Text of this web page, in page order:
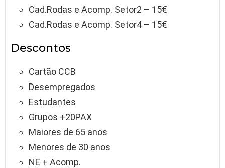
Cad.Rodas e Acomp. Setor2 – 15€
Cad.Rodas e Acomp. Setor4 – 15€
Descontos
Cartão CCB
Desempregados
Estudantes
Grupos +20PAX
Maiores de 65 anos
Menores de 30 anos
NE + Acomp.